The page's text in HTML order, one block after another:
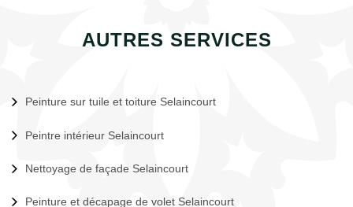
AUTRES SERVICES
Peinture sur tuile et toiture Selaincourt
Peintre intérieur Selaincourt
Nettoyage de façade Selaincourt
Peinture et décapage de volet Selaincourt